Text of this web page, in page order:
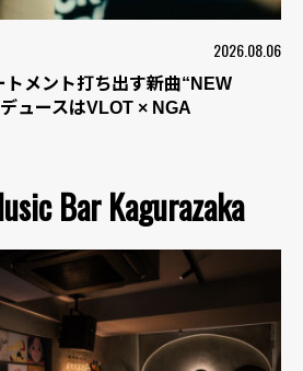
2026.08.06
メント打ち出す新曲“NEW
ュースはVLOT × NGA
Bar Kagurazaka